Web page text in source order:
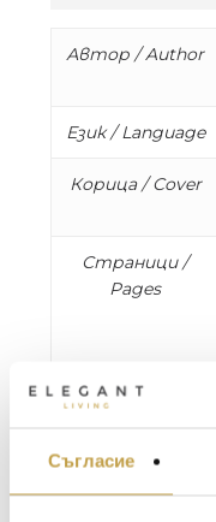
Съгласие
Автор / Author
Език / Language
Корица / Cover
Страници /
Pages
Размери /